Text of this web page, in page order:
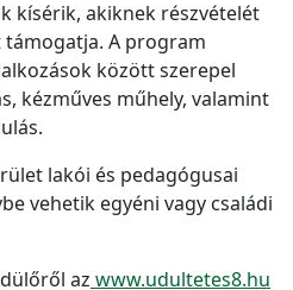
kísérik, akiknek részvételét
A program
között szerepel
kézműves műhely, valamint
lakói és pedagógusai
vehetik egyéni vagy családi
az www.udultetes8.hu